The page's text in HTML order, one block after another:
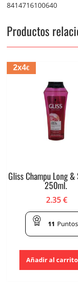
8414716100640
Productos
2x4€
Gliss Champu Long
250ml.
2.35€
11 Puntos
Añadir al carrito